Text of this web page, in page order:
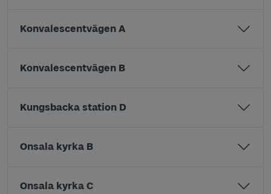
Konvalescentvägen A
Konvalescentvägen B
Kungsbacka station D
Onsala kyrka B
Onsala kyrka C